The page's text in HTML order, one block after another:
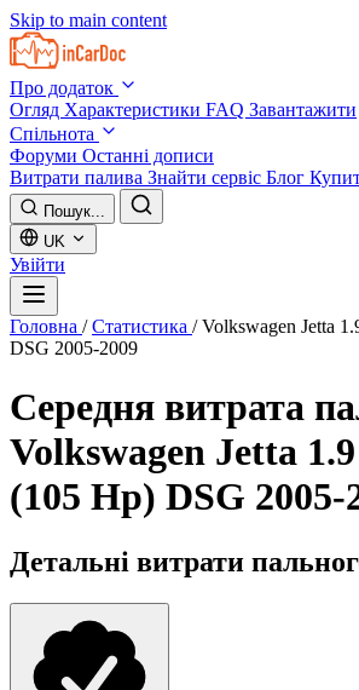
Skip to main content
Про додаток
Огляд Характеристики FAQ Завантажити
Спільнота
Форуми Останні дописи
Витрати палива Знайти сервіс Блог
Пошук...
UK
Увійти
Головна / Статистика / Volkswagen Jetta
DSG 2005-2009
Середня витрата
Volkswagen Jetta
(105 Hp) DSG 2005-
Детальні витрати